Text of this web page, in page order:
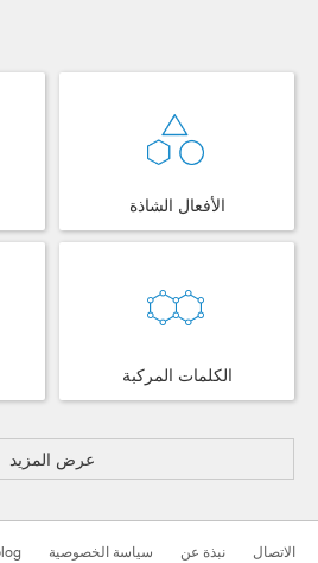
الأفعال الشاذة
الكلمات المركبة
عرض المزيد
سياسة الخصوصية نبذة عن الاتصال